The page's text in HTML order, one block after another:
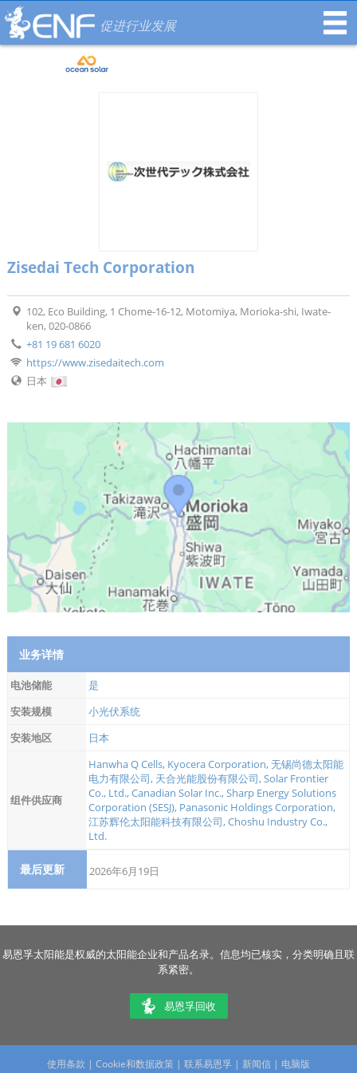
促进行业发展
Zisedai Tech Corporation
102, Eco Building, 1 Chome-16-12, Motomiya, Morioka-shi, Iwate-
ken, 020-0866
+81 19 681 6020
https://www.zisedaitech.com
日本
业务详情
电池储能
是
安装规模
小光伏系统
安装地区
日本
组件供应商
Hanwha Q Cells, Kyocera Corporation,无锡尚德太阳能
电力有限公司, 天合光能股份有限公司,Solar Frontier
Co., Ltd.,Canadian Solar Inc.,Sharp Energy Solutions
Corporation (SESJ), Panasonic Holdings Corporation,
江苏辉伦太阳能科技有限公司,Choshu Industry Co.,
Ltd.
最后更新 2026年6月19日
易恩孚太阳能是权威的太阳能企业和产品名录。信息均已核实，分类明确且联
系紧密。
易恩孚回收
使用条款 | Cookie和数据政策 | 联系易恩孚 | 新闻信 | 电脑版